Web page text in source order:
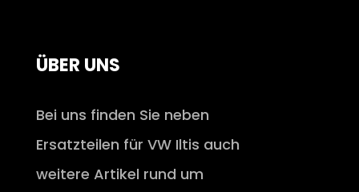
ÜBER UNS
Bei uns finden Sie neben
Ersatzteilen für VW Iltis auch
weitere Artikel rund um